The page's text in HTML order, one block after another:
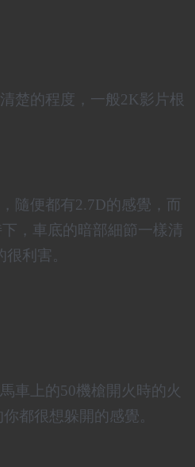
楚的程度，一般2K影片根
隨便都有2.7D的感覺，而
，車底的暗部細節一樣清
利害。
車上的50機槍開火時的火
都很想躲開的感覺。